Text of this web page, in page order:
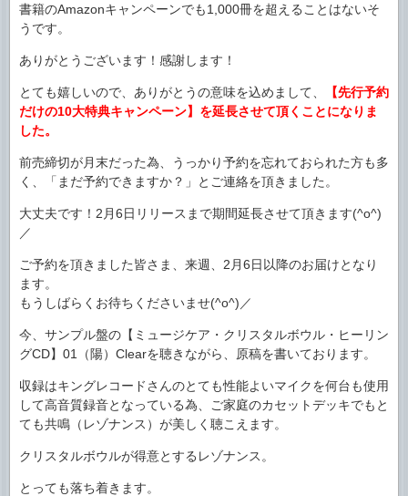
書籍のAmazonキャンペーンでも1,000冊を超えることはないそ
うです。
ありがとうございます！感謝します！
とても嬉しいので、ありがとうの意味を込めまして、
【先行予約
だけの10大特典キャンペーン】を延長させて頂くことになりま
した。
前売締切が月末だった為、うっかり予約を忘れておられた方も多
く、「まだ予約できますか？」とご連絡を頂きました。
大丈夫です！2月6日リリースまで期間延長させて頂きます(^o^)
／
ご予約を頂きました皆さま、来週、2月6日以降のお届けとなり
ます。
もうしばらくお待ちくださいませ(^o^)／
今、サンプル盤の【ミュージケア・クリスタルボウル・ヒーリン
グCD】01（陽）Clearを聴きながら、原稿を書いております。
収録はキングレコードさんのとても性能よいマイクを何台も使用
して高音質録音となっている為、ご家庭のカセットデッキでもと
ても共鳴（レゾナンス）が美しく聴こえます。
クリスタルボウルが得意とするレゾナンス。
とっても落ち着きます。